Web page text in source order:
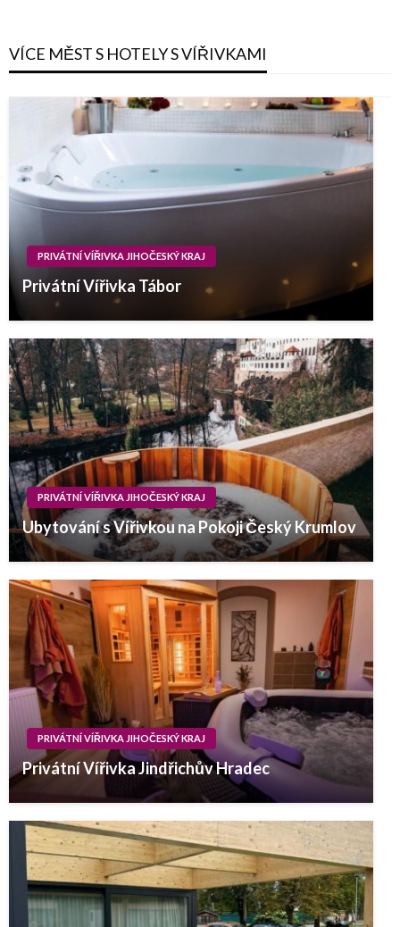
VÍCE MĚST S HOTELY S VÍŘIVKAMI
PRIVÁTNÍ VÍŘIVKA JIHOČESKÝ KRAJ
Privátní Vířivka Tábor
PRIVÁTNÍ VÍŘIVKA JIHOČESKÝ KRAJ
Ubytování s Vířivkou na Pokoji Český Krumlov
PRIVÁTNÍ VÍŘIVKA JIHOČESKÝ KRAJ
Privátní Vířivka Jindřichův Hradec